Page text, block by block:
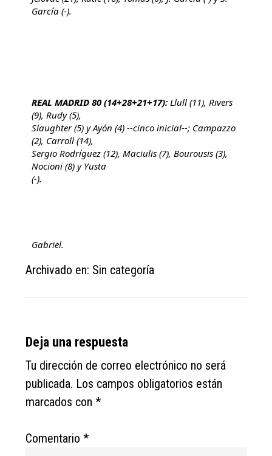
García (-).
REAL MADRID 80 (14+28+21+17): Llull (11), Rivers
(9), Rudy (5),
Slaughter (5) y Ayón (4) --cinco inicial--; Campazzo
(2), Carroll (14),
Sergio Rodríguez (12), Maciulis (7), Bourousis (3),
Nocioni (8) y Yusta
(-).
Gabriel.
Archivado en: Sin categoría
Reader
Interactions
Deja una respuesta
Tu dirección de correo electrónico no será
publicada. Los campos obligatorios están
marcados con*
Comentario*